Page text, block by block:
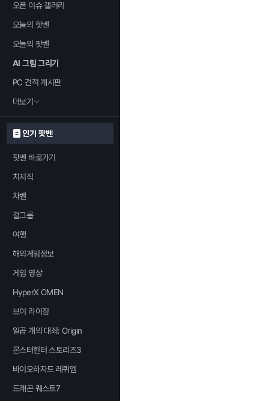
오픈 이슈 갤러리
오늘의 핫벤
오늘의 팟벤
AI 그림 그리기
PC 견적 게시판
더보기
인기 팟벤
팟벤 바로가기
치지직
차벤
걸그룹
여행
해외게임정보
게임 영상
HyperX OMEN
브이 라이징
일곱 개의 대죄: Origin
몬스터헌터 스토리즈3
바이오하자드 레퀴엠
드래곤 퀘스트7